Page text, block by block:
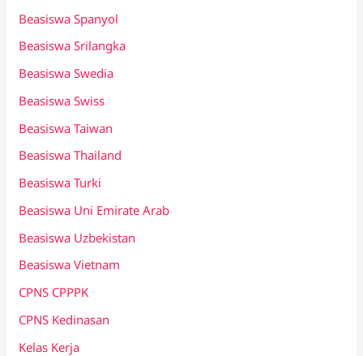
Beasiswa Spanyol
Beasiswa Srilangka
Beasiswa Swedia
Beasiswa Swiss
Beasiswa Taiwan
Beasiswa Thailand
Beasiswa Turki
Beasiswa Uni Emirate Arab
Beasiswa Uzbekistan
Beasiswa Vietnam
CPNS CPPPK
CPNS Kedinasan
Kelas Kerja